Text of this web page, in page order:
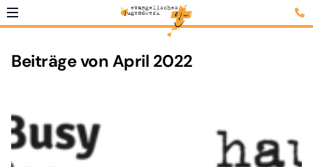
Beiträge von April 2022